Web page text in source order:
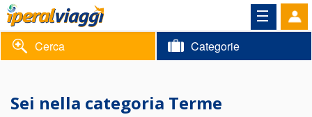
Volantino
Area Informazioni
Cerca Categorie
Sei nella categoria Terme